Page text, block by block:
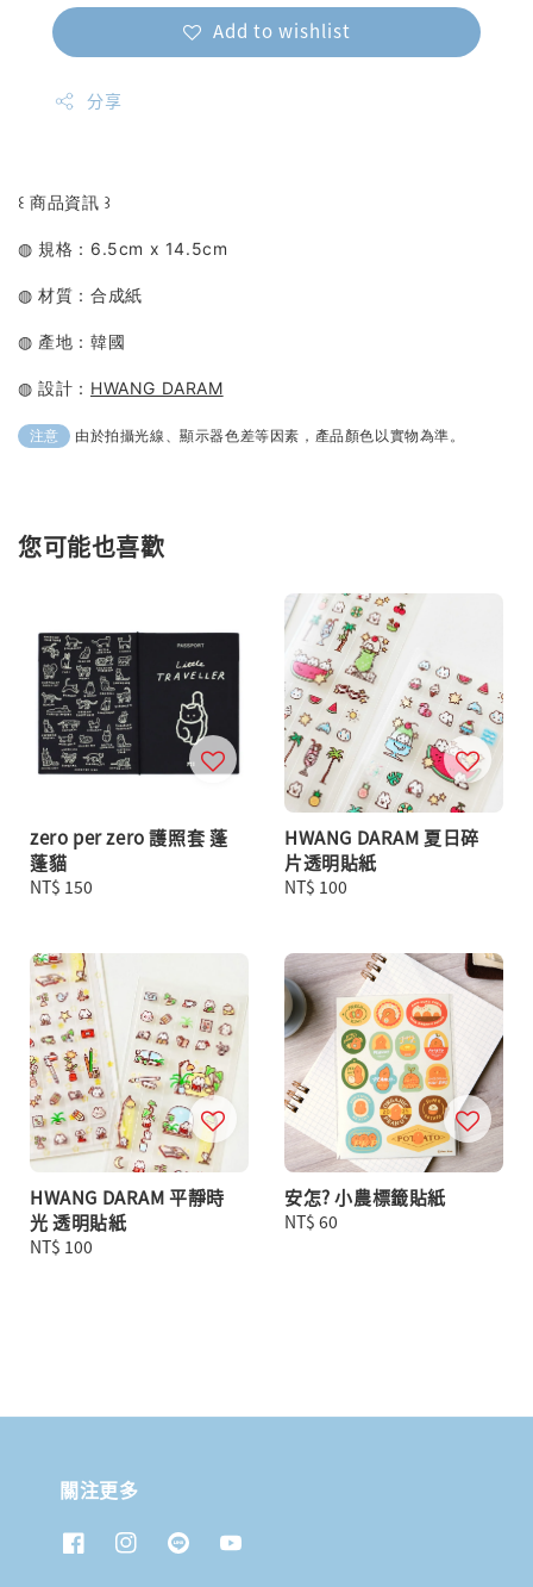
Add to wishlist
分享
꒰ 商品資訊 ꒱
◍ 規格：6.5cm x 14.5cm
◍ 材質：合成紙
◍ 產地：韓國
◍ 設計： HWANG DARAM
注意 由於拍攝光線、顯示器色差等因素，產品顏色以實物為準。
您可能也喜歡
zero per zero 護照套 蓬
蓬貓
Regular
NT$ 150
HWANG DARAM 夏日碎
片透明貼紙
Regular
NT$ 100
HWANG DARAM 平靜時
光 透明貼紙
Regular
NT$ 100
安怎? 小農標籤貼紙
Regular
NT$ 60
關注更多